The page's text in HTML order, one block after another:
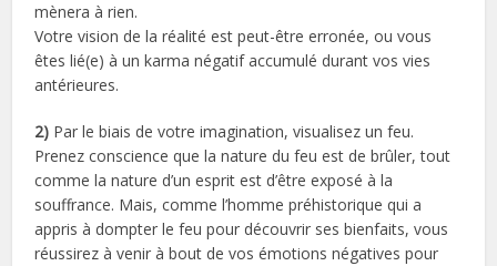
mènera à rien.
Votre vision de la réalité est peut-être erronée, ou vous
êtes lié(e) à un karma négatif accumulé durant vos vies
antérieures.
2) Par le biais de votre imagination, visualisez un feu.
Prenez conscience que la nature du feu est de brûler, tout
comme la nature d’un esprit est d’être exposé à la
souffrance. Mais, comme l’homme préhistorique qui a
appris à dompter le feu pour découvrir ses bienfaits, vous
réussirez à venir à bout de vos émotions négatives pour